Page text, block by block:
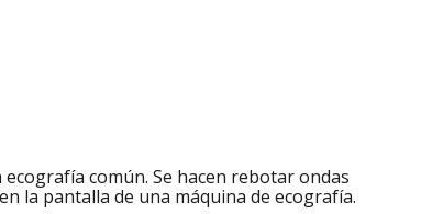
común. Se hacen rebotar ondas
la pantalla de una máquina de ecografía.